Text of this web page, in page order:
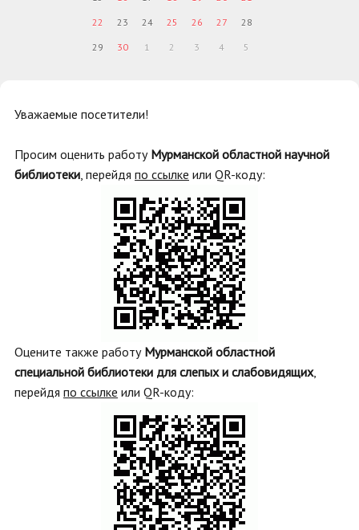
Уважаемые посетители!
Просим оценить работу Мурманской областной научной
библиотеки, перейдя по ссылке или QR-коду:
Оцените также работу Мурманской областной
специальной библиотеки для слепых и слабовидящих,
перейдя по ссылке или QR-коду:
22 23 24 25 26 27 28
29 30 1 2 3 4 5